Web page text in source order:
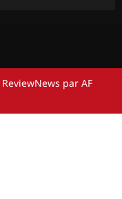
France
ReviewNews par AF